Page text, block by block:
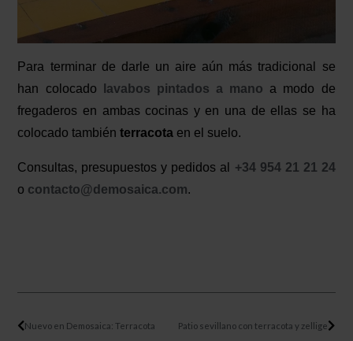
Para terminar de darle un aire aún más tradicional se
han colocado
lavabos pintados a mano a modo de
fregaderos en ambas cocinas y en una de ellas se ha
colocado tambiénterracota en el suelo.
Consultas, presupuestos y pedidos al +34 954 21 21 24
o contacto@demosaica.com.
Nuevo en Demosaica: Terracota Patio sevillano con terracota y zellige